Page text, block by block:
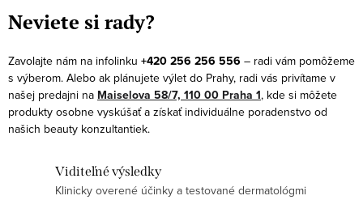
v
l
á
d
a
c
i
Neviete si rady?
Zavolajte nám na infolinku +420 256 256 556 – radi vám pomôžeme
s výberom. Alebo ak plánujete výlet do Prahy, radi vás privítame v
našej predajni na Maiselova 58/7, 110 00 Praha 1, kde si môžete
produkty osobne vyskúšať a získať individuálne poradenstvo od
našich beauty konzultantiek.
Viditeľné výsledky
Klinicky overené účinky a testované dermatológmi